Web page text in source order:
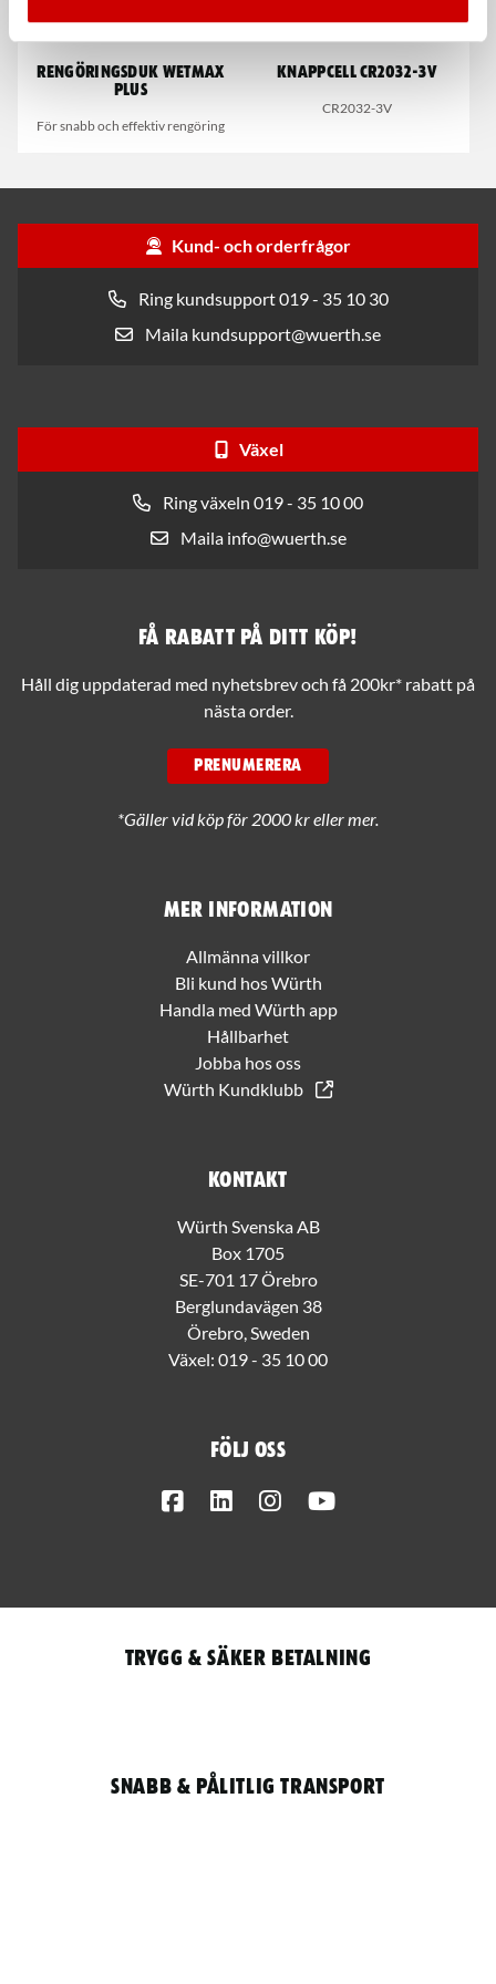
Rengöringsduk Wetmax
Plus
För snabb och effektiv rengöring
Knappcell CR2032-3V
CR2032-3V
Kund- och orderfrågor
Ring kundsupport 019 - 35 10 30
Maila kundsupport@wuerth.se
Växel
Ring växeln 019 - 35 10 00
Maila info@wuerth.se
Mer information
Allmänna villkor
Bli kund hos Würth
Handla med Würth app
Hållbarhet
Jobba hos oss
Würth Kundklubb
Kontakt
Würth Svenska AB
Box 1705
SE-701 17 Örebro
Berglundavägen 38
Örebro, Sweden
Växel: 019 - 35 10 00
Följ oss
FacebookLinkedInInstagram
Få rabatt på ditt köp!
Håll dig uppdaterad med nyhetsbrev och få 200kr* rabatt på
nästa order.
PRENUMERERA
*Gäller vid köp för 2000 kr eller mer.
Trygg & säker betalning
Snabb & pålitlig transport